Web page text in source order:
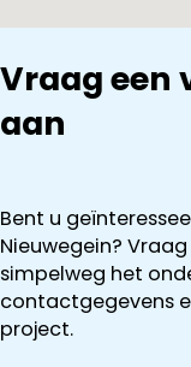
Vraag een
aan
Bent u
Nieuwegein?
simpelweg het
contactgegevens
project.